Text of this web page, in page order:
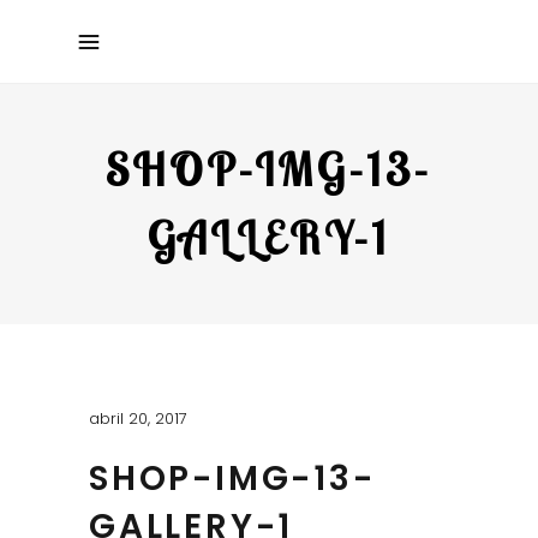
SHOP-IMG-13-
GALLERY-1
abril 20, 2017
SHOP-IMG-13-
GALLERY-1